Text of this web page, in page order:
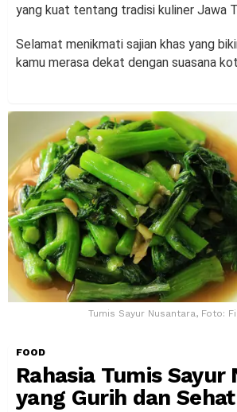
yang kuat tentang tradisi kuliner Jawa
Selamat menikmati sajian khas yang
kamu merasa dekat dengan suasana
Tumis Sayur Nusantara, Foto:
FOOD
Rahasia Tumis Sayur
yang Gurih dan Sehat